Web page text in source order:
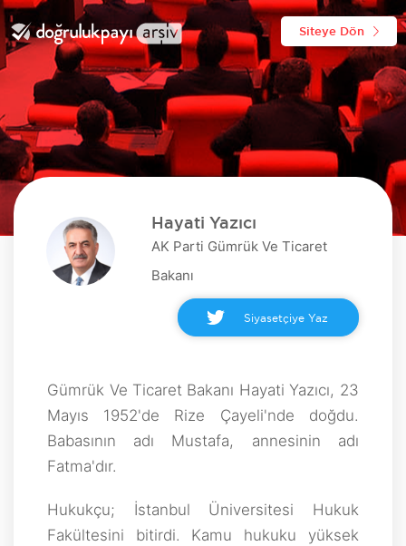
Siteye Dön
Hayati Yazıcı
AK Parti Gümrük Ve Ticaret
Bakanı
Siyasetçiye Yaz
Gümrük Ve Ticaret Bakanı Hayati Yazıcı, 23
Mayıs 1952'de Rize Çayeli'nde doğdu.
Babasının adı Mustafa, annesinin adı
Fatma'dır.
Hukukçu; İstanbul Üniversitesi Hukuk
Fakültesini bitirdi. Kamu hukuku yüksek